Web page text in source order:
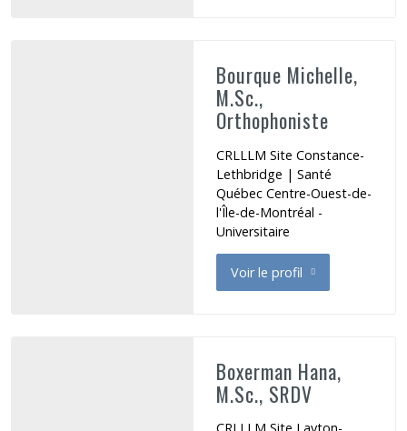
Bourque Michelle,
M.Sc.,
Orthophoniste
CRLLLM Site Constance-
Lethbridge | Santé
Québec Centre-Ouest-de-
l'Île-de-Montréal -
Universitaire
Voir le profil
de Bourque Michelle
Boxerman Hana,
M.Sc., SRDV